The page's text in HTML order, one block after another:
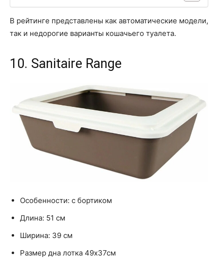
В рейтинге представлены как автоматические модели,
так и недорогие варианты кошачьего туалета.
10. Sanitaire Range
Особенности: с бортиком
Длина: 51 см
Ширина: 39 см
Размер дна лотка 49х37см